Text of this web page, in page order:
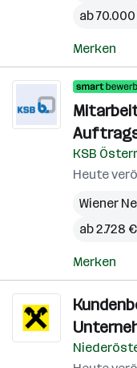
ab
Merken
KSB
Heute
Wiener
ab 2.728
Merken